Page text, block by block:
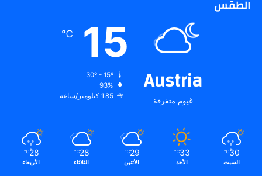
الطقس
Austria
غيوم متفرقة
15
℃
93%
1.85 كيلومتر/ساعة
30
℃
السبت
33
℃
الأحد
29
℃
الأثنين
28
℃
الثلاثاء
28
℃
الأربعاء